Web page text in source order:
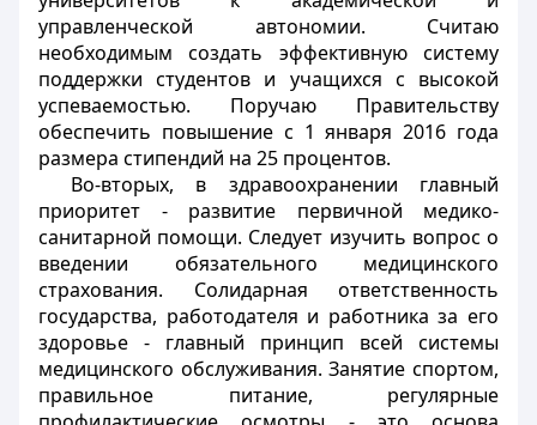
управленческой автономии. Считаю
необходимым создать эффективную систему
поддержки студентов и учащихся с высокой
успеваемостью. Поручаю Правительству
обеспечить повышение с 1 января 2016 года
размера стипендий на 25 процентов.
Во-вторых, в здравоохранении главный
приоритет - развитие первичной медико-
санитарной помощи. Следует изучить вопрос о
введении обязательного медицинского
страхования. Солидарная ответственность
государства, работодателя и работника за его
здоровье - главный принцип всей системы
медицинского обслуживания. Занятие спортом,
правильное питание, регулярные